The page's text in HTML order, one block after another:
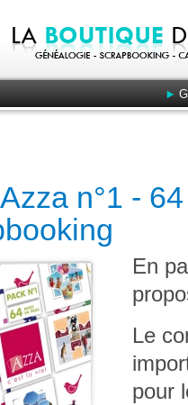
n°1 -
En
Le
pour